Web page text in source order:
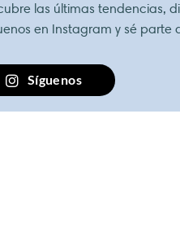
las últimas tendencias,
en Instagram y sé
Síguenos